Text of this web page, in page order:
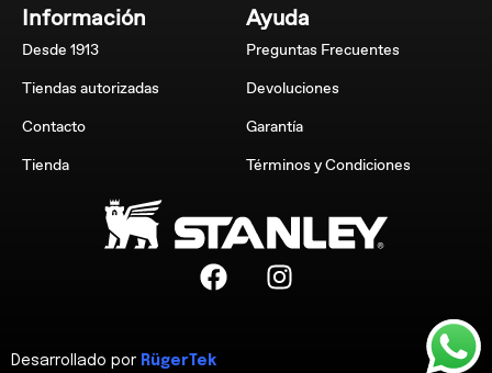
Información
Desde 1913
Tiendas autorizadas
Contacto
Tienda
Ayuda
Preguntas Frecuentes
Devoluciones
Garantía
Términos y Condiciones
Desarrollado por RügerTek